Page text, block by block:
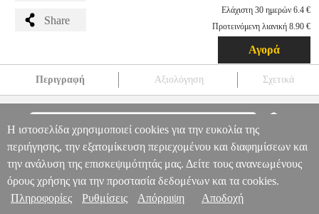
Share
Ελάχιστη 30 ημερών 6.4 €
Προτεινόμενη λιανική 8.90 €
Αγορά
Περιγραφή Αξιολόγηση Σχετικά
NEDIS WIRELESS NEDIS CSGL02000BK50 SMA CABLE SMA
MALE - SMA MALE 50OHM 5.00M BLACK
6.40
Πληροφορίες & Υπηρεσίες >
Η ιστοσελίδα χρησιμοποιεί cookies για την ευκολία της
περιήγησης, την εξατομίκευση περιεχομένου και διαφημίσεων και
την ανάλυση της επισκεψιμότητάς μας. Δείτε τους ανανεωμένους
όρους χρήσης για την προστασία δεδομένων και τα cookies.
Πληροφορίες
Ρυθμίσεις Απόρριψη Αποδοχή